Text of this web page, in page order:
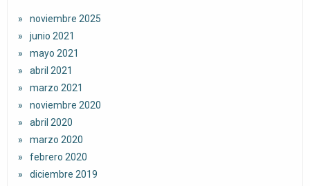
noviembre 2025
junio 2021
mayo 2021
abril 2021
marzo 2021
noviembre 2020
abril 2020
marzo 2020
febrero 2020
diciembre 2019